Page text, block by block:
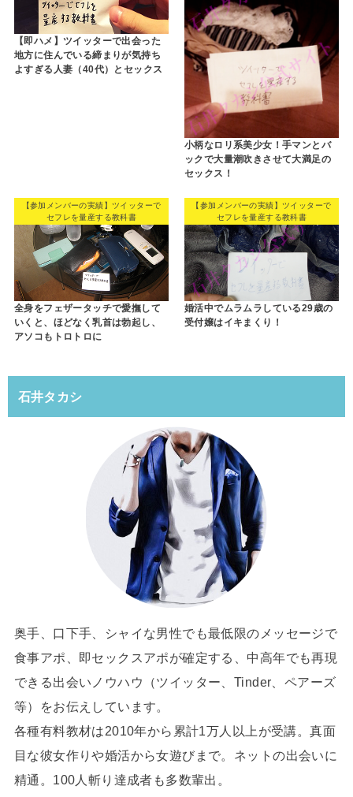
【即ハメ】ツイッターで出会った
地方に住んでいる締まりが気持ち
よすぎる人妻（40代）とセックス
小柄なロリ系美少女！手マンとバ
ックで大量潮吹きさせて大満足の
セックス！
【参加メンバーの実績】ツイッターで
セフレを量産する教科書
全身をフェザータッチで愛撫して
いくと、ほどなく乳首は勃起し、
アソコもトロトロに
【参加メンバーの実績】ツイッターで
セフレを量産する教科書
婚活中でムラムラしている29歳の
受付嬢はイキまくり！
石井タカシ
奥手、口下手、シャイな男性でも最低限のメッセージで
食事アポ、即セックスアポが確定する、中高年でも再現
できる出会いノウハウ（ツイッター、Tinder、ペアーズ
等）をお伝えしています。
各種有料教材は2010年から累計1万人以上が受講。真面
目な彼女作りや婚活から女遊びまで。ネットの出会いに
精通。100人斬り達成者も多数輩出。